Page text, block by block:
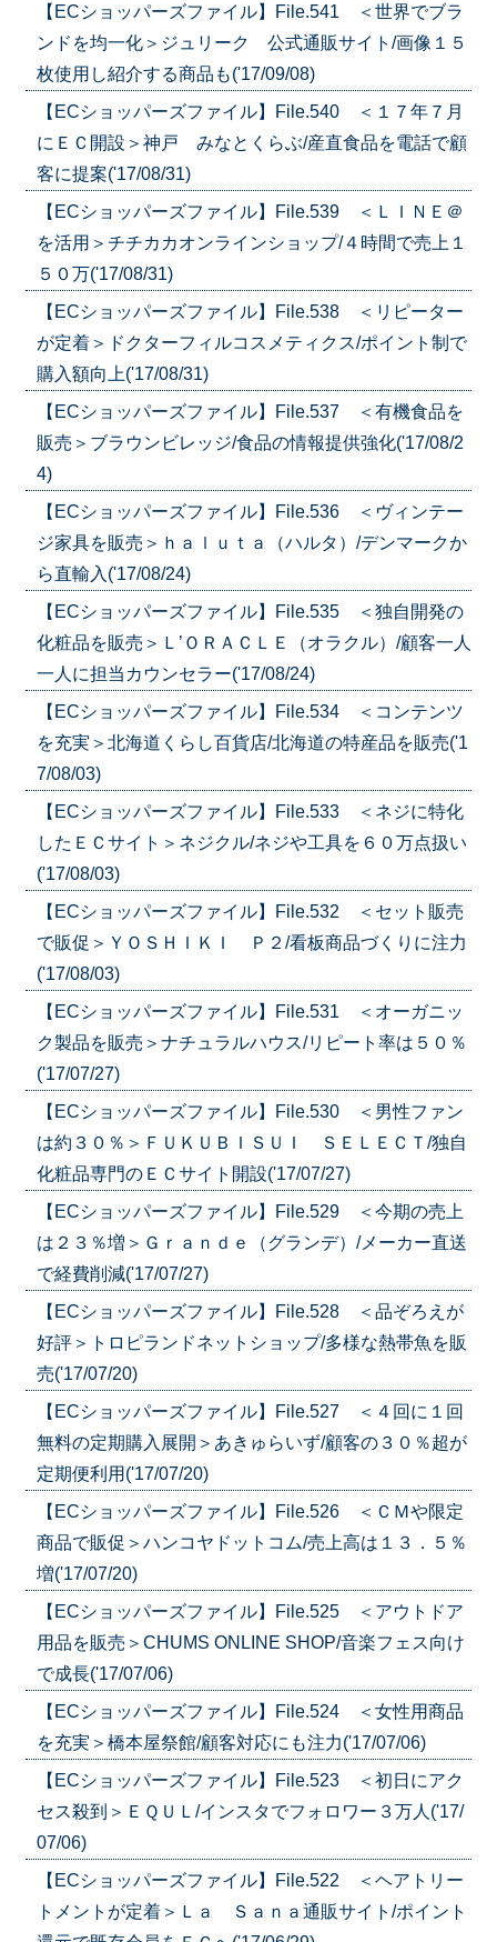
【ECショッパーズファイル】File.541 ＜世界でブラ
ンドを均一化＞ジュリーク 公式通販サイト/画像１５
枚使用し紹介する商品も('17/09/08)
【ECショッパーズファイル】File.540 ＜１７年７月
にＥＣ開設＞神戸 みなとくらぶ/産直食品を電話で顧
客に提案('17/08/31)
【ECショッパーズファイル】File.539 ＜ＬＩＮＥ＠
を活用＞チチカカオンラインショップ/４時間で売上１
５０万('17/08/31)
【ECショッパーズファイル】File.538 ＜リピーター
が定着＞ドクターフィルコスメティクス/ポイント制で
購入額向上('17/08/31)
【ECショッパーズファイル】File.537 ＜有機食品を
販売＞ブラウンビレッジ/食品の情報提供強化('17/08/2
4)
【ECショッパーズファイル】File.536 ＜ヴィンテー
ジ家具を販売＞ｈａｌｕｔａ（ハルタ）/デンマークか
ら直輸入('17/08/24)
【ECショッパーズファイル】File.535 ＜独自開発の
化粧品を販売＞Ｌ’ＯＲＡＣＬＥ（オラクル）/顧客一人
一人に担当カウンセラー('17/08/24)
【ECショッパーズファイル】File.534 ＜コンテンツ
を充実＞北海道くらし百貨店/北海道の特産品を販売('1
7/08/03)
【ECショッパーズファイル】File.533 ＜ネジに特化
したＥＣサイト＞ネジクル/ネジや工具を６０万点扱い
('17/08/03)
【ECショッパーズファイル】File.532 ＜セット販売
で販促＞ＹＯＳＨＩＫＩ Ｐ２/看板商品づくりに注力
('17/08/03)
【ECショッパーズファイル】File.531 ＜オーガニッ
ク製品を販売＞ナチュラルハウス/リピート率は５０％
('17/07/27)
【ECショッパーズファイル】File.530 ＜男性ファン
は約３０％＞ＦＵＫＵＢＩＳＵＩ ＳＥＬＥＣＴ/独自
化粧品専門のＥＣサイト開設('17/07/27)
【ECショッパーズファイル】File.529 ＜今期の売上
は２３％増＞Ｇｒａｎｄｅ（グランデ）/メーカー直送
で経費削減('17/07/27)
【ECショッパーズファイル】File.528 ＜品ぞろえが
好評＞トロピランドネットショップ/多様な熱帯魚を販
売('17/07/20)
【ECショッパーズファイル】File.527 ＜４回に１回
無料の定期購入展開＞あきゅらいず/顧客の３０％超が
定期便利用('17/07/20)
【ECショッパーズファイル】File.526 ＜ＣＭや限定
商品で販促＞ハンコヤドットコム/売上高は１３．５％
増('17/07/20)
【ECショッパーズファイル】File.525 ＜アウトドア
用品を販売＞CHUMS ONLINE SHOP/音楽フェス向け
で成長('17/07/06)
【ECショッパーズファイル】File.524 ＜女性用商品
を充実＞橋本屋祭館/顧客対応にも注力('17/07/06)
【ECショッパーズファイル】File.523 ＜初日にアク
セス殺到＞ＥＱＵＬ/インスタでフォロワー３万人('17/
07/06)
【ECショッパーズファイル】File.522 ＜ヘアトリー
トメントが定着＞Ｌａ Ｓａｎａ通販サイト/ポイント